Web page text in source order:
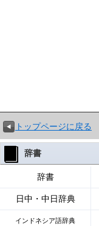
トップページに戻る
辞書
辞書
日中・中日辞典
インドネシア語辞典